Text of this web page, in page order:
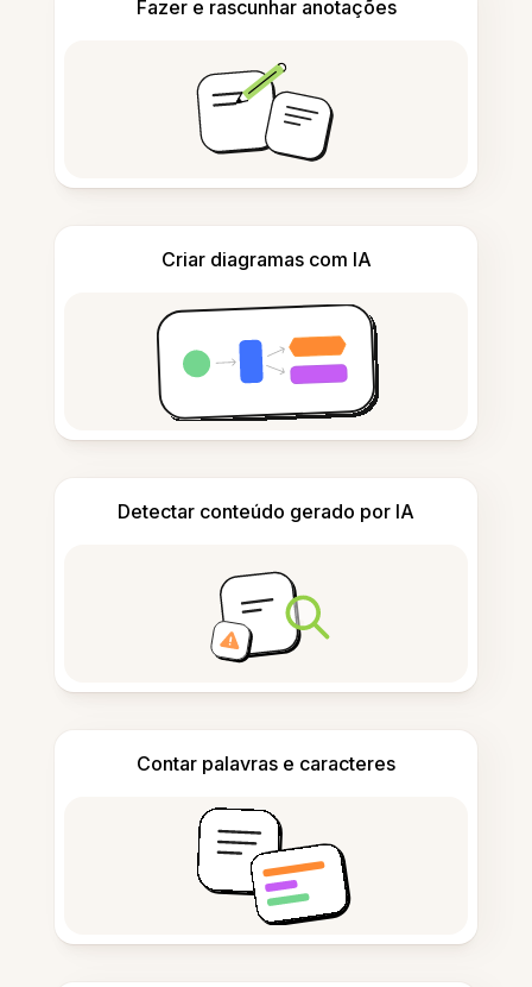
Fazer e rascunhar anotações
Criar diagramas com IA
Detectar conteúdo gerado por IA
Contar palavras e caracteres